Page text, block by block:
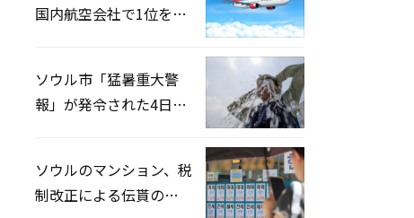
国内航空会社で1位を記
ソウル市「猛暑重大警
報」が発令された4日、
ソウルのマンション、税
制改正による伝貰の月